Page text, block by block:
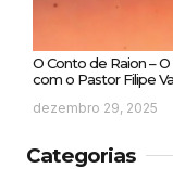
O Conto de Raion –
com o Pastor Filipe
dezembro 29, 2025
Categorias